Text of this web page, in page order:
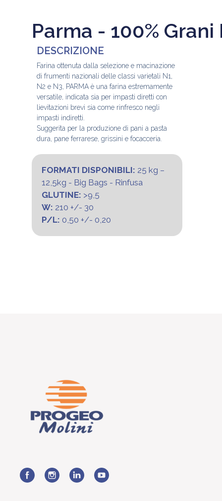
Parma - 100%
DESCRIZIONE
Farina ottenuta dalla selezione e macinazione
di frumenti nazionali delle classi varietali N1,
N2 e N3, PARMA è una farina estremamente
versatile, indicata sia per impasti diretti con
lievitazioni brevi sia come rinfresco negli
impasti indiretti.
Suggerita per la produzione di pani a pasta
dura, pane ferrarese, grissini e focacceria.
FORMATI DISPONIBILI: 25 kg –
12,5kg - Big Bags - Rinfusa
GLUTINE: >9,5
W: 210 +/- 30
P/L: 0,50 +/- 0,20